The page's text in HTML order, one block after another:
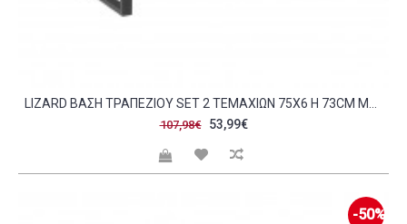
107,98€ 53,99€
-50%